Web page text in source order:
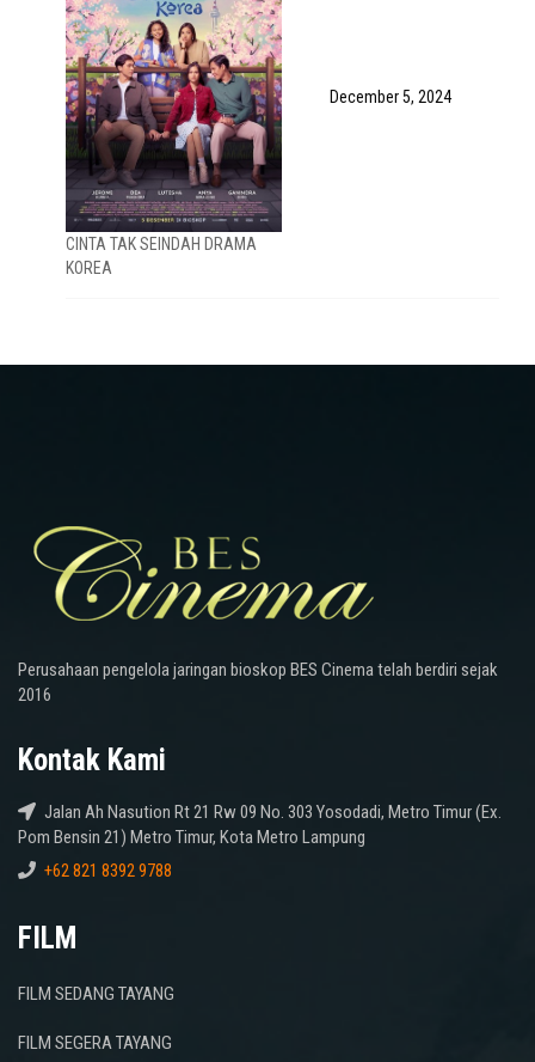
CINTA TAK SEINDAH DRAMA
KOREA
December 5, 2024
Perusahaan pengelola jaringan bioskop BES Cinema telah berdiri sejak
2016
Kontak Kami
Jalan Ah Nasution Rt 21 Rw 09 No. 303 Yosodadi, Metro Timur (Ex.
Pom Bensin 21) Metro Timur, Kota Metro Lampung
+62 821 8392 9788
FILM
FILM SEDANG TAYANG
FILM SEGERA TAYANG